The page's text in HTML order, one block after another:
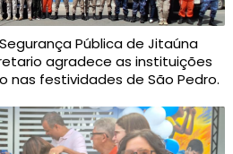
Pública de Jitaúna
agradece as instituições
nas festividades de São Pedro.